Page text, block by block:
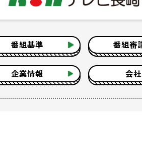
番組基準 番組審
企業情報 会